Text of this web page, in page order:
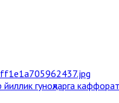
гуноҳларга